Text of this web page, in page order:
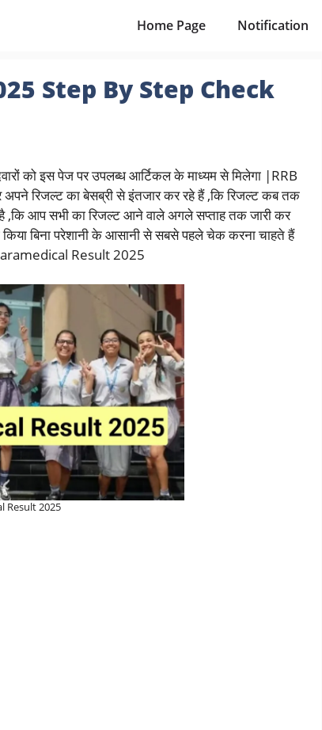
Home Page Notification
Step By Step Check
को इस पेज पर उपलब्ध आर्टिकल के माध्यम से मिलेगा |RRB
रिजल्ट का बेसब्री से इंतजार कर रहे हैं ,कि रिजल्ट कब तक
है ,कि आप सभी का रिजल्ट आने वाले अगले सप्ताह तक जारी कर
बिना परेशानी के आसानी से सबसे पहले चेक करना चाहते हैं
Result 2025
Result 2025